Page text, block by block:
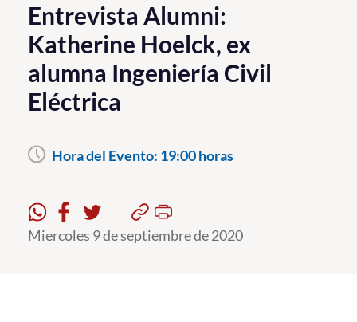
PUCV Internacional
Vinculación con el Medio
Admisión
Pregrado
Formación Continua
Entrevista Alumni:
Katherine Hoelck, ex
alumna Ingeniería Civil
Eléctrica
Hora del Evento: 19:00 horas
Miercoles 9 de septiembre de 2020